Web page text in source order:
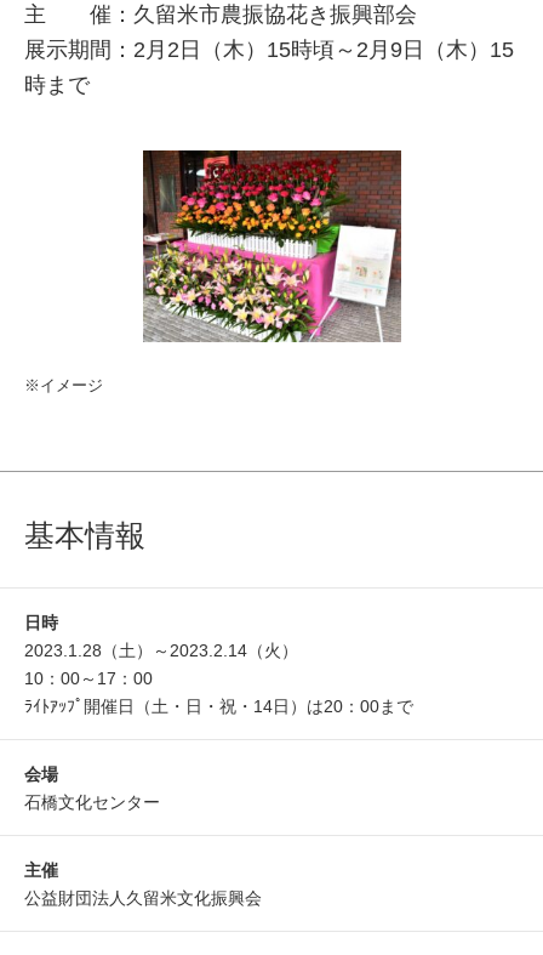
主 催：久留米市農振協花き振興部会
展示期間：2月2日（木）15時頃～2月9日（木）15
時まで
※イメージ
基本情報
日時
2023.1.28（土）～2023.2.14（火）
10：00～17：00
ﾗｲﾄｱｯﾌﾟ開催日（土・日・祝・14日）は20：00まで
会場
石橋文化センター
主催
公益財団法人久留米文化振興会